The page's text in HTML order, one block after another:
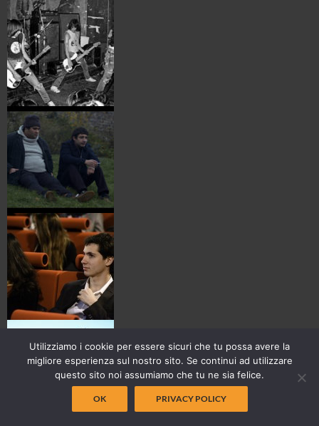
Utilizziamo i cookie per essere sicuri che tu possa avere la
migliore esperienza sul nostro sito. Se continui ad utilizzare
questo sito noi assumiamo che tu ne sia felice.
OK PRIVACY POLICY